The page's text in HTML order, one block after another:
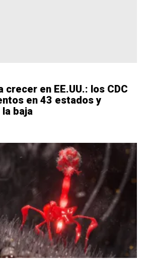
crecer en EE.UU.: los CDC
en 43 estados y
baja